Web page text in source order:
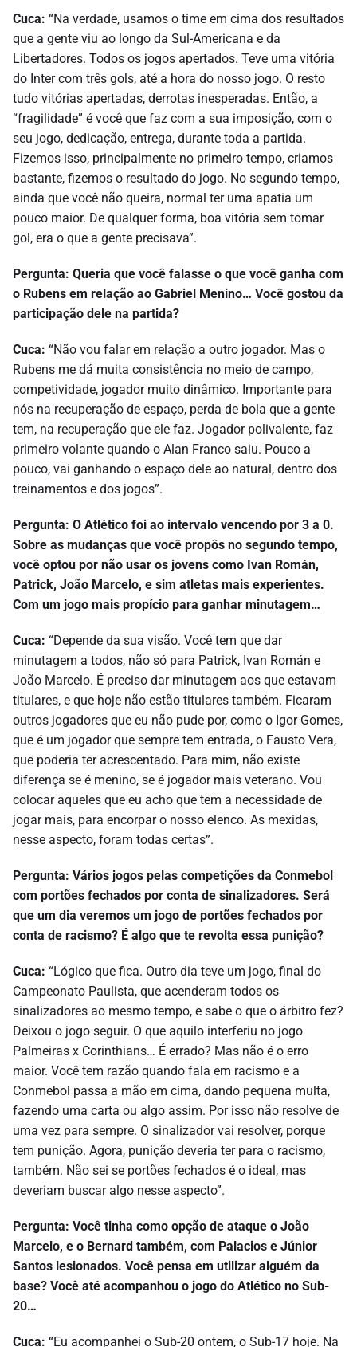
Cuca: “Na verdade, usamos o time em cima dos resultados
que a gente viu ao longo da Sul-Americana e da
Libertadores. Todos os jogos apertados. Teve uma vitória
do Inter com três gols, até a hora do nosso jogo. O resto
tudo vitórias apertadas, derrotas inesperadas. Então, a
“fragilidade” é você que faz com a sua imposição, com o
seu jogo, dedicação, entrega, durante toda a partida.
Fizemos isso, principalmente no primeiro tempo, criamos
bastante, fizemos o resultado do jogo. No segundo tempo,
ainda que você não queira, normal ter uma apatia um
pouco maior. De qualquer forma, boa vitória sem tomar
gol, era o que a gente precisava”.
Pergunta: Queria que você falasse o que você ganha com
o Rubens em relação ao Gabriel Menino… Você gostou da
participação dele na partida?
Cuca: “Não vou falar em relação a outro jogador. Mas o
Rubens me dá muita consistência no meio de campo,
competividade, jogador muito dinâmico. Importante para
nós na recuperação de espaço, perda de bola que a gente
tem, na recuperação que ele faz. Jogador polivalente, faz
primeiro volante quando o Alan Franco saiu. Pouco a
pouco, vai ganhando o espaço dele ao natural, dentro dos
treinamentos e dos jogos”.
Pergunta: O Atlético foi ao intervalo vencendo por 3 a 0.
Sobre as mudanças que você propôs no segundo tempo,
você optou por não usar os jovens como Ivan Román,
Patrick, João Marcelo, e sim atletas mais experientes.
Com um jogo mais propício para ganhar minutagem…
Cuca: “Depende da sua visão. Você tem que dar
minutagem a todos, não só para Patrick, Ivan Román e
João Marcelo. É preciso dar minutagem aos que estavam
titulares, e que hoje não estão titulares também. Ficaram
outros jogadores que eu não pude por, como o Igor Gomes,
que é um jogador que sempre tem entrada, o Fausto Vera,
que poderia ter acrescentado. Para mim, não existe
diferença se é menino, se é jogador mais veterano. Vou
colocar aqueles que eu acho que tem a necessidade de
jogar mais, para encorpar o nosso elenco. As mexidas,
nesse aspecto, foram todas certas”.
Pergunta: Vários jogos pelas competições da Conmebol
com portões fechados por conta de sinalizadores. Será
que um dia veremos um jogo de portões fechados por
conta de racismo? É algo que te revolta essa punição?
Cuca: “Lógico que fica. Outro dia teve um jogo, final do
Campeonato Paulista, que acenderam todos os
sinalizadores ao mesmo tempo, e sabe o que o árbitro fez?
Deixou o jogo seguir. O que aquilo interferiu no jogo
Palmeiras x Corinthians… É errado? Mas não é o erro
maior. Você tem razão quando fala em racismo e a
Conmebol passa a mão em cima, dando pequena multa,
fazendo uma carta ou algo assim. Por isso não resolve de
uma vez para sempre. O sinalizador vai resolver, porque
tem punição. Agora, punição deveria ter para o racismo,
também. Não sei se portões fechados é o ideal, mas
deveriam buscar algo nesse aspecto”.
Pergunta: Você tinha como opção de ataque o João
Marcelo, e o Bernard também, com Palacios e Júnior
Santos lesionados. Você pensa em utilizar alguém da
base? Você até acompanhou o jogo do Atlético no Sub-
20…
Cuca: “Eu acompanhei o Sub-20 ontem, o Sub-17 hoje. Na